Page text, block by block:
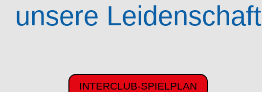
unsere Leidenschaft
INTERCLUB-SPIELPLAN